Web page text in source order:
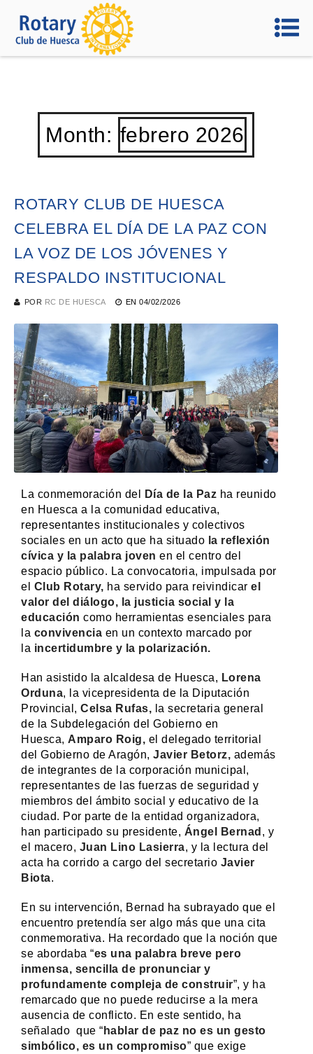
Month: febrero 2026
ROTARY CLUB DE HUESCA
CELEBRA EL DÍA DE LA PAZ CON
LA VOZ DE LOS JÓVENES Y
RESPALDO INSTITUCIONAL
POR RC DE HUESCA EN 04/02/2026
La conmemoración del Día de la Paz ha reunido
en Huesca a la comunidad educativa,
representantes institucionales y colectivos
sociales en un acto que ha situado la reflexión
cívica y la palabra joven en el centro del
espacio público. La convocatoria, impulsada por
el Club Rotary, ha servido para reivindicar el
valor del diálogo, la justicia social y la
educación como herramientas esenciales para
la convivencia en un contexto marcado por
la incertidumbre y la polarización.
Han asistido la alcaldesa de Huesca, Lorena
Orduna, la vicepresidenta de la Diputación
Provincial, Celsa Rufas, la secretaria general
de la Subdelegación del Gobierno en
Huesca, Amparo Roig, el delegado territorial
del Gobierno de Aragón, Javier Betorz, además
de integrantes de la corporación municipal,
representantes de las fuerzas de seguridad y
miembros del ámbito social y educativo de la
ciudad. Por parte de la entidad organizadora,
han participado su presidente, Ángel Bernad , y
el macero, Juan Lino Lasierra, y la lectura del
acta ha corrido a cargo del secretario Javier
Biota.
En su intervención, Bernad ha subrayado que el
encuentro pretendía ser algo más que una cita
conmemorativa. Ha recordado que la noción que
se abordaba “es una palabra breve pero
inmensa, sencilla de pronunciar y
profundamente compleja de construir”, y ha
remarcado que no puede reducirse a la mera
ausencia de conflicto. En este sentido, ha
señalado que “ hablar de paz no es un gesto
simbólico, es un compromiso” que exige